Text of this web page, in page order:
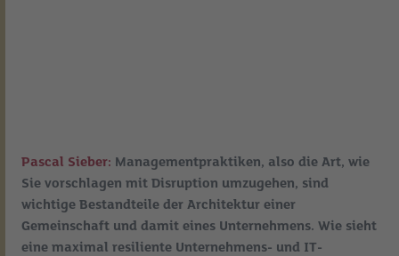
Pascal Sieber: Managementpraktiken, also die Art, wie
Sie vorschlagen mit Disruption umzugehen, sind
wichtige Bestandteile der Architektur einer
Gemeinschaft und damit eines Unternehmens. Wie sieht
eine maximal resiliente Unternehmens- und IT-